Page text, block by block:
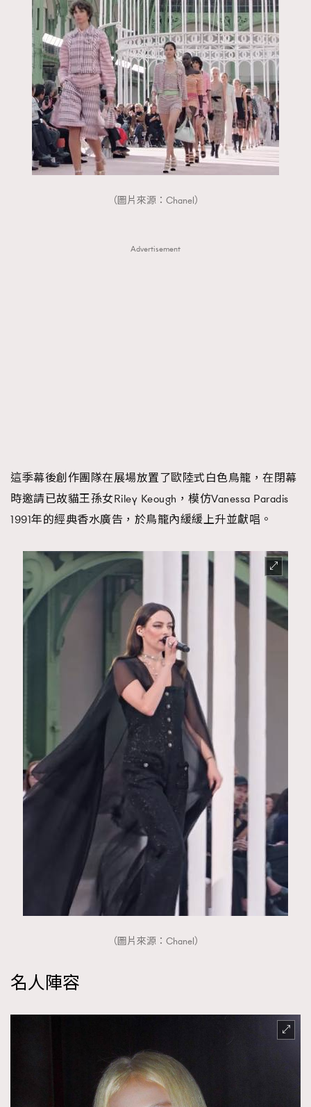
（圖片來源：Chanel）
Advertisement
這季幕後創作團隊在展場放置了歐陸式白色鳥籠，在閉幕
時邀請已故貓王孫女Riley Keough，模仿Vanessa Paradis
1991年的經典香水廣告，於鳥籠內緩緩上升並獻唱。
（圖片來源：Chanel）
名人陣容